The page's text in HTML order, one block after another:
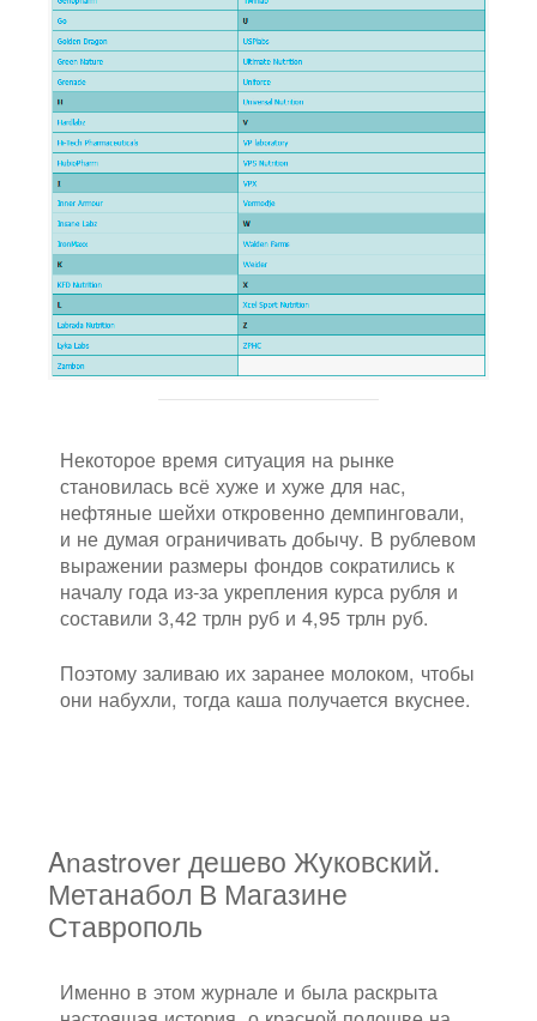
Некоторое время ситуация на рынке
становилась всё хуже и хуже для нас,
нефтяные шейхи откровенно демпинговали,
и не думая ограничивать добычу. В рублевом
выражении размеры фондов сократились к
началу года из-за укрепления курса рубля и
составили 3,42 трлн руб и 4,95 трлн руб.
Поэтому заливаю их заранее молоком, чтобы
они набухли, тогда каша получается вкуснее.
Anastrover дешево Жуковский.
Метанабол В Магазине
Ставрополь
Именно в этом журнале и была раскрыта